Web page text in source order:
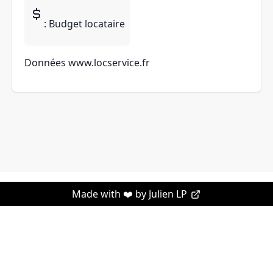
: Budget locataire
Données www.locservice.fr
Made with ❤️ by Julien LP